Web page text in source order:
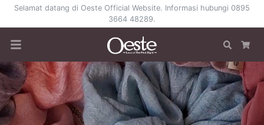
Selamat datang di Oeste Official Website. Informasi hubungi 0895
3664 48289.
Search